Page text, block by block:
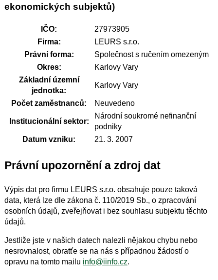
ekonomických subjektů)
IČO:
27973905
Firma:
LEURS s.r.o.
Právní forma:
Společnost s ručením omezeným
Okres:
Karlovy Vary
Základní územní
jednotka:
Karlovy Vary
Počet zaměstnanců: Neuvedeno
Institucionální sektor:
Národní soukromé nefinanční
podniky
Datum vzniku:
21. 3. 2007
Právní upozornění a zdroj dat
Výpis dat pro firmu LEURS s.r.o. obsahuje pouze taková
data, která lze dle zákona č. 110/2019 Sb., o zpracování
osobních údajů, zveřejňovat i bez souhlasu subjektu těchto
údajů.
Jestliže jste v našich datech nalezli nějakou chybu nebo
nesrovnalost, obratťe se na nás s případnou žádostí o
opravu na tomto mailu info@iinfo.cz.